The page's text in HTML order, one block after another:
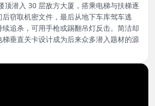
顶潜入 30 层敌方大厦，搭乘电梯与扶梯逐
窃取机密文件，最后从地下车库驾车逃
追杀，可用手枪或踢翻吊灯反击。简洁却
垂直关卡设计成为后来众多潜入题材的源